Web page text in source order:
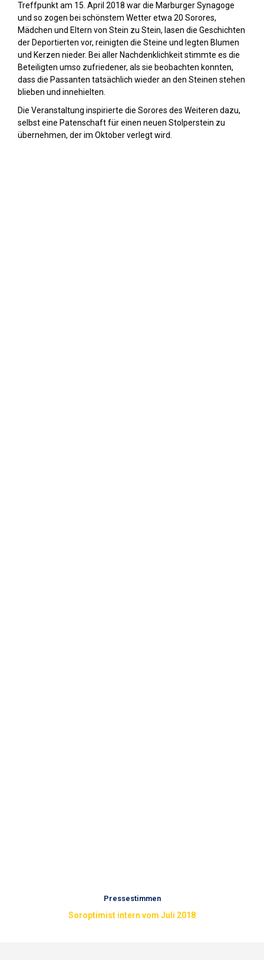
Treffpunkt am 15. April 2018 war die Marburger Synagoge
und so zogen bei schönstem Wetter etwa 20 Sorores,
Mädchen und Eltern von Stein zu Stein, lasen die Geschichten
der Deportierten vor, reinigten die Steine und legten Blumen
und Kerzen nieder. Bei aller Nachdenklichkeit stimmte es die
Beteiligten umso zufriedener, als sie beobachten konnten,
dass die Passanten tatsächlich wieder an den Steinen stehen
blieben und innehielten.
Die Veranstaltung inspirierte die Sorores des Weiteren dazu,
selbst eine Patenschaft für einen neuen Stolperstein zu
übernehmen, der im Oktober verlegt wird.
Pressestimmen
Soroptimist intern vom Juli 2018